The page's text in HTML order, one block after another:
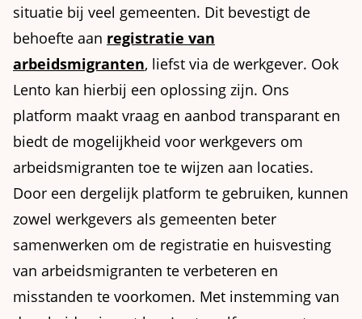
situatie bij veel gemeenten. Dit bevestigt de
behoefte aan registratie van
arbeidsmigranten, liefst via de werkgever. Ook
Lento kan hierbij een oplossing zijn. Ons
platform maakt vraag en aanbod transparant en
biedt de mogelijkheid voor werkgevers om
arbeidsmigranten toe te wijzen aan locaties.
Door een dergelijk platform te gebruiken, kunnen
zowel werkgevers als gemeenten beter
samenwerken om de registratie en huisvesting
van arbeidsmigranten te verbeteren en
misstanden te voorkomen. Met instemming van